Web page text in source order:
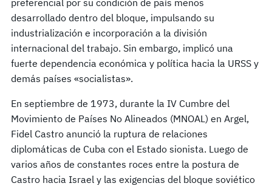
desarrollado dentro del bloque, impulsando su
industrialización e incorporación a la división
internacional del trabajo. Sin embargo, implicó una
fuerte dependencia económica y política hacia la URSS y
demás países «socialistas».
En septiembre de 1973, durante la IV Cumbre del
Movimiento de Países No Alineados (MNOAL) en Argel,
Fidel Castro anunció la ruptura de relaciones
diplomáticas de Cuba con el Estado sionista. Luego de
varios años de constantes roces entre la postura de
Castro hacia Israel y las exigencias del bloque soviético